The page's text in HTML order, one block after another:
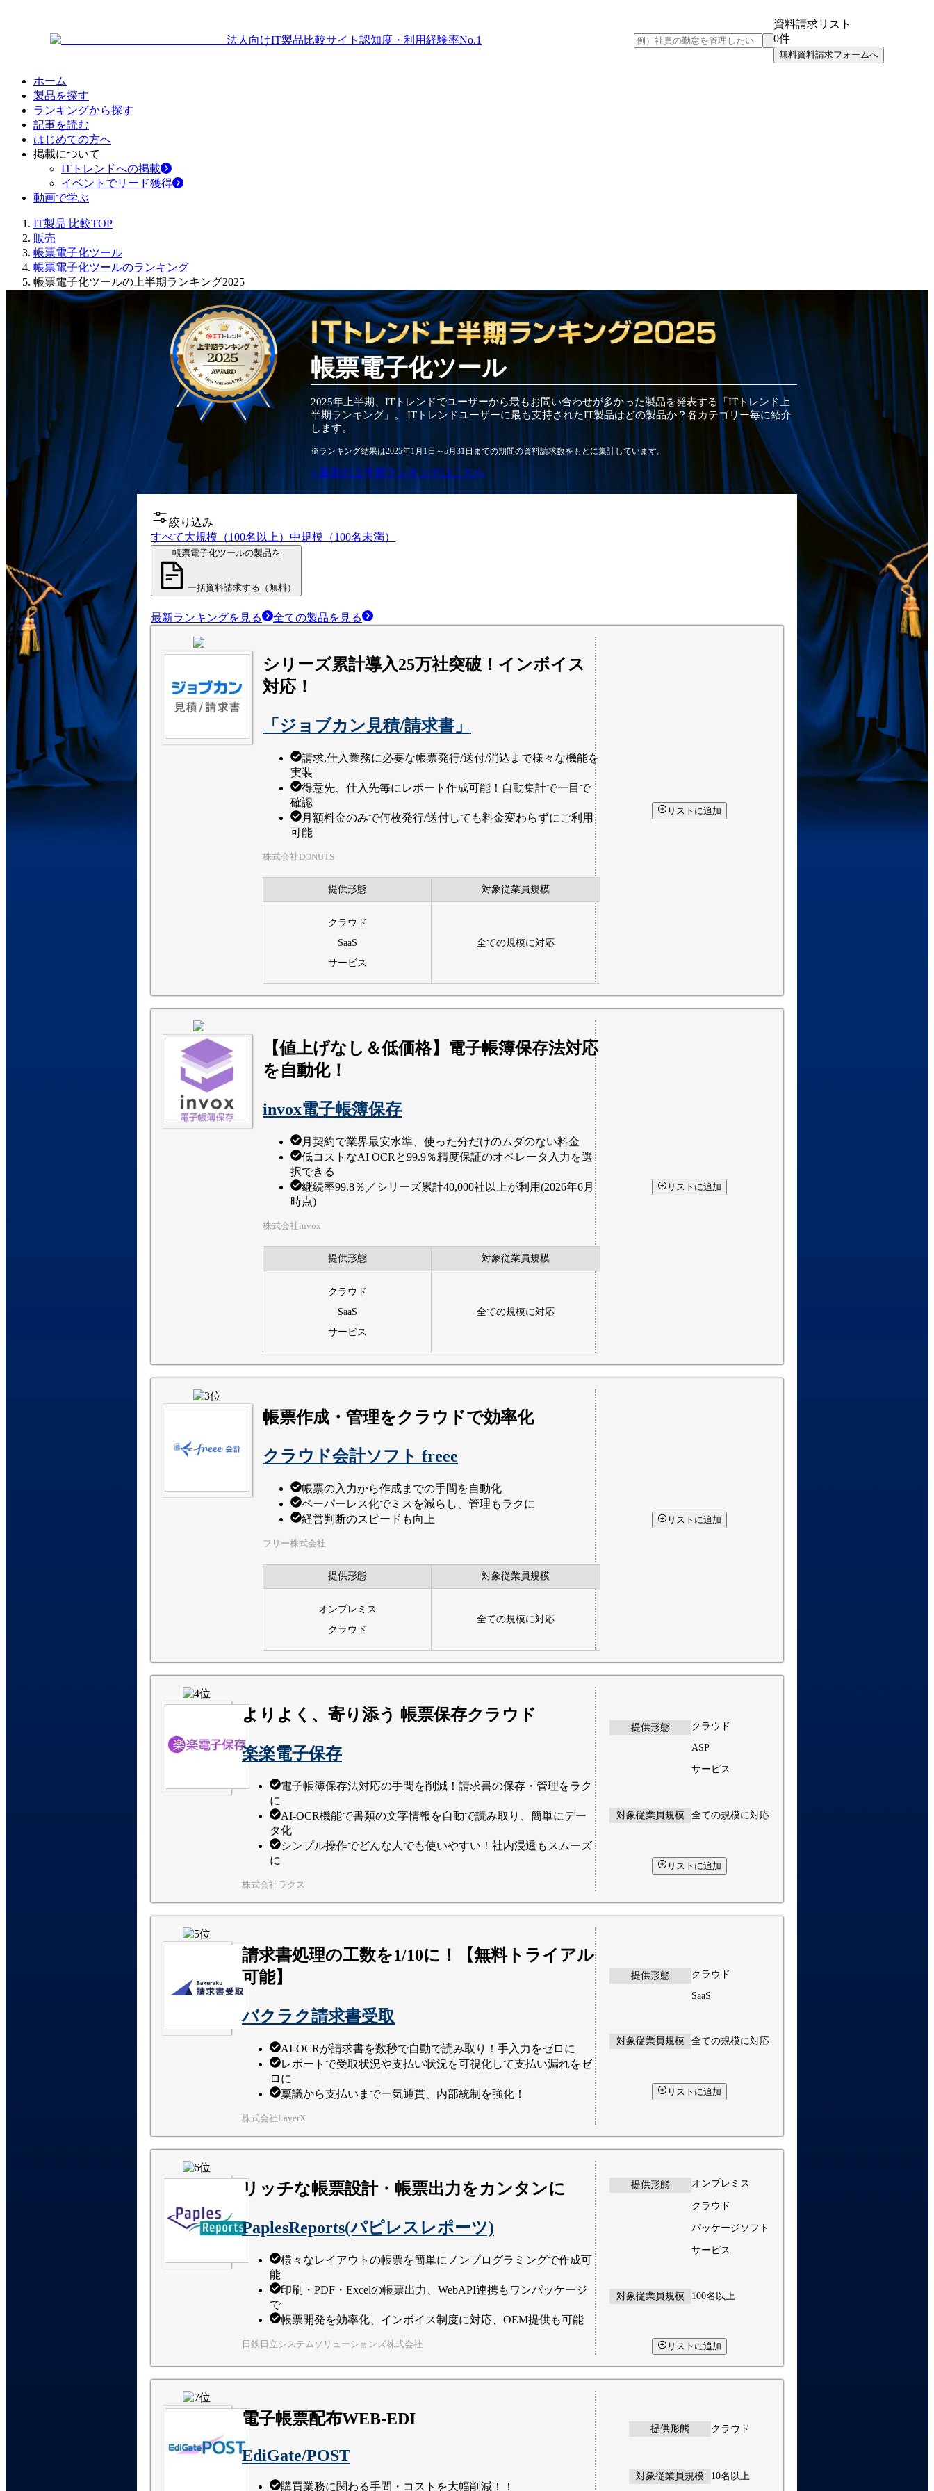
法人向けIT製品比較サイト 認知度・利用経験率No.1
資料請求リスト
0件
無料資料請求フォームへ
ホーム
製品を探す
ランキングから探す
記事を読む
はじめての方へ
掲載について
ITトレンドへの掲載
イベントでリード獲得
動画で学ぶ
IT製品 比較TOP
販売
帳票電子化ツール
帳票電子化ツールのランキング
帳票電子化ツールの上半期ランキング2025
帳票電子化ツール
2025年上半期 、ITトレンドでユーザーから最もお問い合わせが多かった製品を発表する「ITトレンド上
半期ランキング」。 ITトレンドユーザーに最も支持されたIT製品はどの製品か？各カテゴリー毎に紹介
します。
※ランキング結果は2025年1月1日～5月31日 までの期間の資料請求数をもとに集計しています。
» 最新の上半期ランキングはこちら
絞り込み
すべて大規模（100名以上） 中規模（100名未満）
帳票電子化ツールの製品を
一括資料請求する（無料）
最新ランキングを見る 全ての製品を見る
シリーズ累計導入25万社突破！インボイス
対応！
「ジョブカン見積/請求書」
請求,仕入業務に必要な帳票発行/送付/消込まで様々な機能を
実装
得意先、仕入先毎にレポート作成可能！自動集計で一目で
確認
月額料金のみで何枚発行/送付しても料金変わらずにご利用
可能
株式会社DONUTS
提供形態 対象従業員規模
クラウド
SaaS
サービス
全ての規模に対応
リストに追加
【値上げなし＆低価格】電子帳簿保存法対応
を自動化！
invox電子帳簿保存
月契約で業界最安水準、使った分だけのムダのない料金
低コストなAI OCRと99.9％精度保証のオペレータ入力を選
択できる
継続率99.8％／シリーズ累計40,000社以上が利用(2026年6月
時点)
株式会社invox
提供形態 対象従業員規模
クラウド
SaaS
サービス
全ての規模に対応
リストに追加
帳票作成・管理をクラウドで効率化
クラウド会計ソフト freee
帳票の入力から作成までの手間を自動化
ペーパーレス化でミスを減らし、管理もラクに
経営判断のスピードも向上
フリー株式会社
提供形態 対象従業員規模
オンプレミス
クラウド
全ての規模に対応
リストに追加
よりよく、寄り添う 帳票保存クラウド
楽楽電子保存
電子帳簿保存法対応の手間を削減！請求書の保存・管理をラク
に
AI-OCR機能で書類の文字情報を自動で読み取り、簡単にデー
タ化
シンプル操作でどんな人でも使いやすい！社内浸透もスムーズ
に
株式会社ラクス
提供形態 クラウド
ASP
サービス
対象従業員規模 全ての規模に対応
リストに追加
請求書処理の工数を1/10に！【無料トライアル
可能】
バクラク請求書受取
AI-OCRが請求書を数秒で自動で読み取り！手入力をゼロに
レポートで受取状況や支払い状況を可視化して支払い漏れをゼ
ロに
稟議から支払いまで一気通貫、内部統制を強化！
株式会社LayerX
提供形態 クラウド
SaaS
対象従業員規模 全ての規模に対応
リストに追加
リッチな帳票設計・帳票出力をカンタンに
PaplesReports(パピレスレポーツ)
様々なレイアウトの帳票を簡単にノンプログラミングで作成可
能
印刷・PDF・Excelの帳票出力、WebAPI連携もワンパッケージ
で
帳票開発を効率化、インボイス制度に対応、OEM提供も可能
日鉄日立システムソリューションズ株式会社
提供形態 オンプレミス
クラウド
パッケージソフト
サービス
対象従業員規模 100名以上
リストに追加
電子帳票配布WEB-EDI
EdiGate/POST
購買業務に関わる手間・コストを大幅削減！！
提供形態 クラウド
対象従業員規模 10名以上